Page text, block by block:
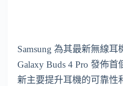
Samsung 為其最新無線耳
Galaxy Buds 4 Pro 發佈
新主要提升耳機的可靠性